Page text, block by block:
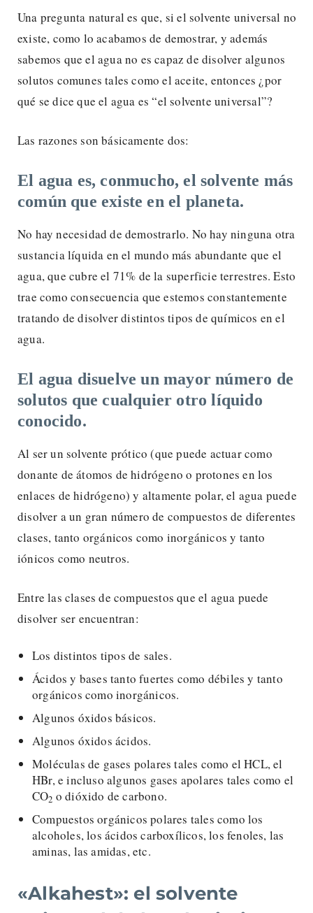
Una pregunta natural es que, si el solvente universal no
existe, como lo acabamos de demostrar, y además
sabemos que el agua no es capaz de disolver algunos
solutos comunes tales como el aceite, entonces ¿por
qué se dice que el agua es “el solvente universal”?
Las razones son básicamente dos:
El agua es, conmucho, el solvente más
común que existe en el planeta.
No hay necesidad de demostrarlo. No hay ninguna otra
sustancia líquida en el mundo más abundante que el
agua, que cubre el 71% de la superficie terrestres. Esto
trae como consecuencia que estemos constantemente
tratando de disolver distintos tipos de químicos en el
agua.
El agua disuelve un mayor número de
solutos que cualquier otro líquido
conocido.
Al ser un solvente prótico (que puede actuar como
donante de átomos de hidrógeno o protones en los
enlaces de hidrógeno) y altamente polar, el agua puede
disolver a un gran número de compuestos de diferentes
clases, tanto orgánicos como inorgánicos y tanto
iónicos como neutros.
Entre las clases de compuestos que el agua puede
disolver ser encuentran:
Los distintos tipos de sales.
Ácidos y bases tanto fuertes como débiles y tanto
orgánicos como inorgánicos.
Algunos óxidos básicos.
Algunos óxidos ácidos.
Moléculas de gases polares tales como el HCL, el
HBr, e incluso algunos gases apolares tales como el
CO2 o dióxido de carbono.
Compuestos orgánicos polares tales como los
alcoholes, los ácidos carboxílicos, los fenoles, las
aminas, las amidas, etc.
«Alkahest»: el solvente